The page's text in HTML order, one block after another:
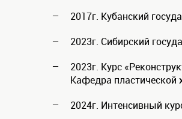
2017г. Кубанский
2023г. Сибирский
2023г. Курс
Кафедра пластической
2024г. Интенсивный